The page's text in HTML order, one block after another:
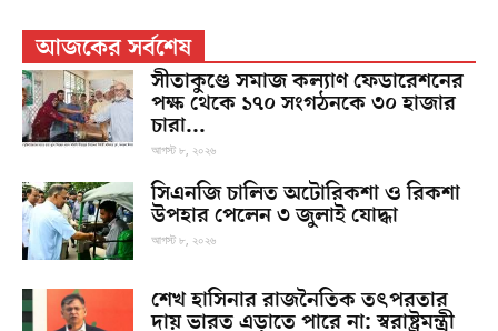
আজকের সর্বশেষ
সীতাকুণ্ডে সমাজ কল্যাণ ফেডারেশনের
পক্ষ থেকে ১৭০ সংগঠনকে ৩০ হাজার
চারা...
আগস্ট ৮, ২০২৬
সিএনজি চালিত অটোরিকশা ও রিকশা
উপহার পেলেন ৩ জুলাই যোদ্ধা
আগস্ট ৮, ২০২৬
শেখ হাসিনার রাজনৈতিক তৎপরতার
দায় ভারত এড়াতে পারে না: স্বরাষ্ট্রমন্ত্রী